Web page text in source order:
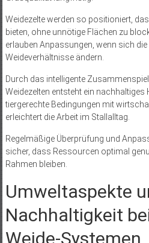
Weidezelte werden so positioniert,
bieten, ohne unnötige Flächen zu
erlauben Anpassungen, wenn sich
Weideverhältnisse ändern.
Durch das intelligente
Weidezelten entsteht ein
tiergerechte Bedingungen mit
erleichtert die Arbeit im Stallalltag.
Regelmäßige Überprüfung und
sicher, dass Ressourcen optimal
Rahmen bleiben.
Umweltaspekte
Nachhaltigkeit
Weide-Systemen